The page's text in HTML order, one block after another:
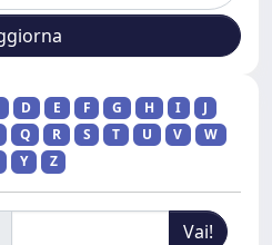
D E F G H I
J
Q R S T U V
W
Y Z